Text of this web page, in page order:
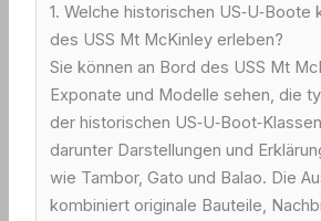
1. Welche historischen US‑U‑Boote
des USS Mt McKinley erleben?
Sie können an Bord des USS Mt
Exponate und Modelle sehen, die
der historischen
darunter Darstellungen und
wie Tambor, Gato und Balao. Die
kombiniert originale Bauteile,